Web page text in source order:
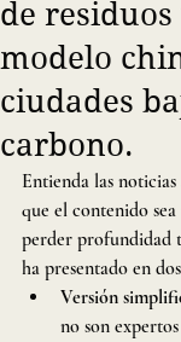
de
modelo
ciudades
carbono.
Entienda las
que el contenido sea
perder profundidad
ha presentado en
Versión
no son